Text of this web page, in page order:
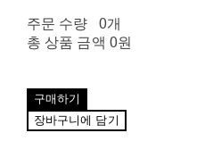
주문 수량
0개
총 상품 금액 0원
구매하기
장바구니에 담기